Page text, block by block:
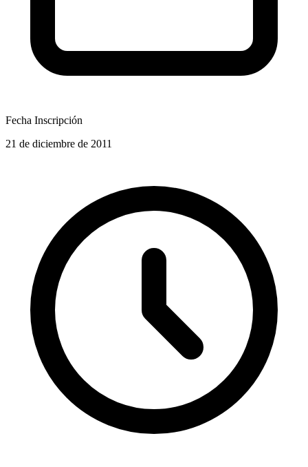
Fecha Inscripción
21 de diciembre de 2011